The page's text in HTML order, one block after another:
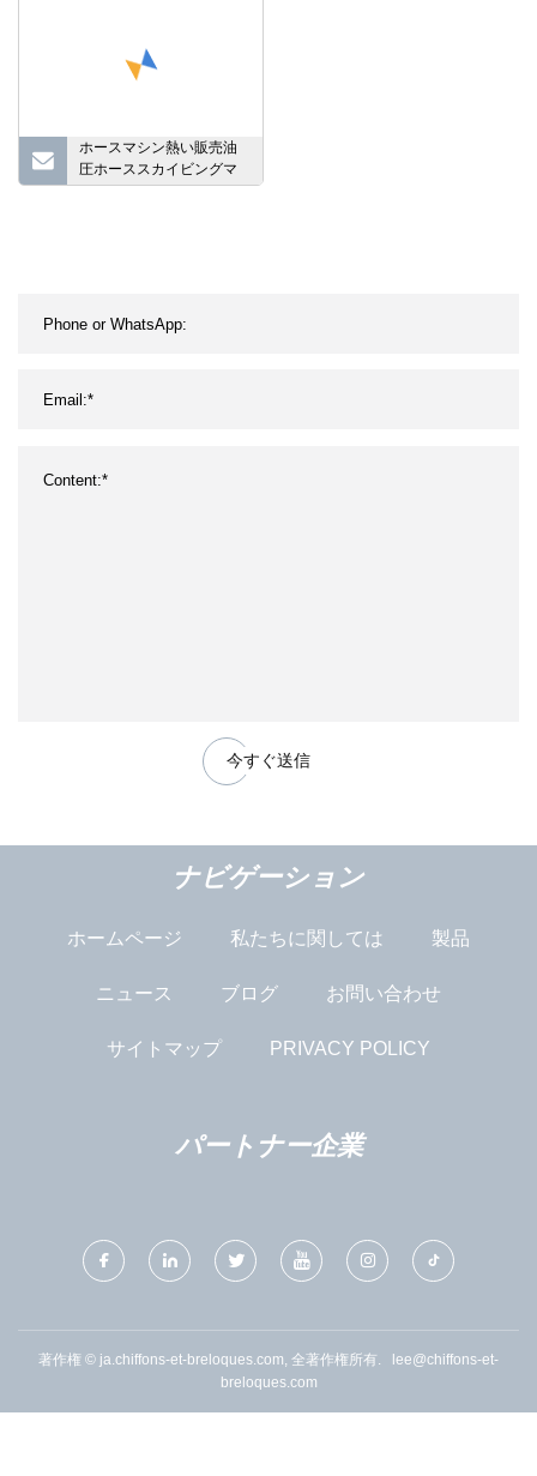
ホースマシン熱い販売油
圧ホーススカイビングマ
シン
今すぐ送信
ナビゲーション
ホームページ 私たちに関しては 製品
ニュース ブログ お問い合わせ
サイトマップ PRIVACY POLICY
パートナー企業
著作権 © ja.chiffons-et-breloques.com, 全著作権所有.
lee@chiffons-et-
breloques.com